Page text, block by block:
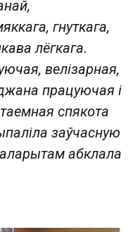
гнуткага,
лёгкага.
велізарная,
працуючая і
спякота
заўчасную
абклала